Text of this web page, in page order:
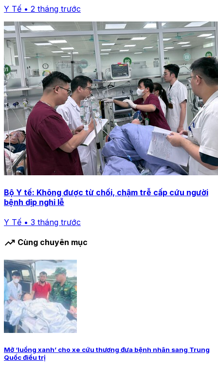
Y Tế • 2 tháng trước
Bộ Y tế: Không được từ chối, chậm trễ cấp cứu người
bệnh dịp nghỉ lễ
Y Tế • 3 tháng trước
trending_up Cùng chuyên mục
Mở ‘luồng xanh’ cho xe cứu thương đưa bệnh nhân sang Trung
Quốc điều trị